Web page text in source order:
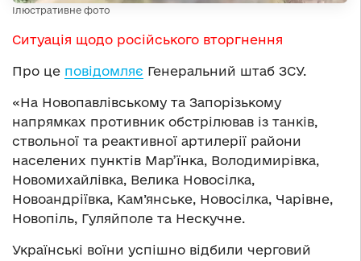
Ілюстративне фото
Ситуація щодо російського вторгнення
Про це повідомляє Генеральний штаб ЗСУ.
«На Новопавлівському та Запорізькому
напрямках противник обстрілював із танків,
ствольної та реактивної артилерії райони
населених пунктів Мар’їнка, Володимирівка,
Новомихайлівка, Велика Новосілка,
Новоандріївка, Кам’янське, Новосілка, Чарівне,
Новопіль, Гуляйполе та Нескучне.
Українські воїни успішно відбили черговий